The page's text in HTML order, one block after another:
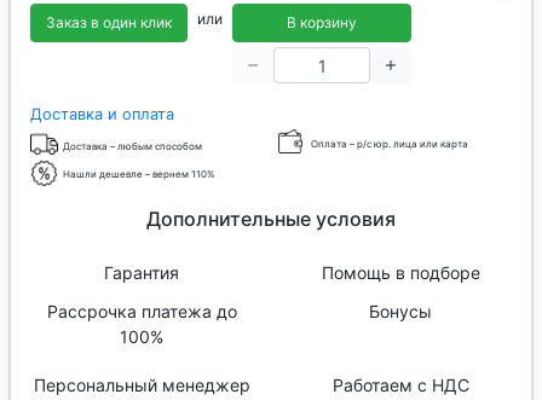
Заказ в один клик или В корзину
Доставка и оплата
Доставка – любым способом Оплата – р/с юр. лица или карта
Нашли дешевле – вернем 110%
Дополнительные условия
Гарантия
Помощь в подборе
Рассрочка платежа до
100%
Бонусы
Персональный менеджер Работаем с НДС